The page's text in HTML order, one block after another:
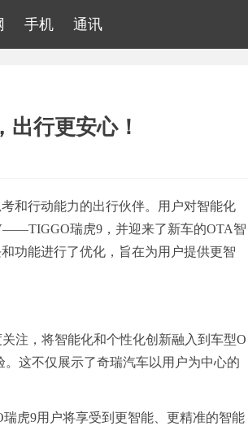
手机 通讯
行更安心！
和行动能力的出行伙伴。用户对智能化
瑞虎9，并迎来了新车的OTA智
功能进行了优化，旨在为用户提供更智
注，将智能化和个性化创新融入到车型O
这不仅展示了奇瑞汽车以用户为中心的
虎9用户将享受到更智能、更精准的智能